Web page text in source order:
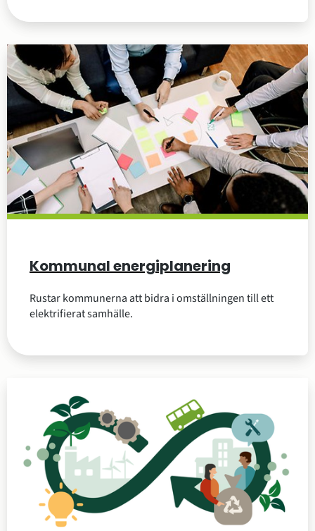
Kommunal energiplanering
Rustar kommunerna att bidra i omställningen till ett
elektrifierat samhälle.